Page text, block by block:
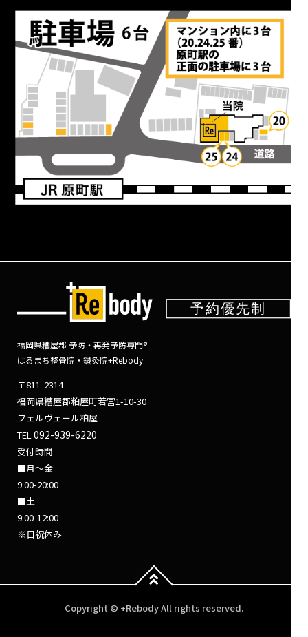
福岡県糟屋郡 予防・再発予防専門®
はるまち整骨院・鍼灸院+Rebody
〒811-2314
福岡県糟屋郡粕屋町若宮1-10-30
フェルヴェール粕屋
TEL092-939-6220
受付時間
■月～金
9:00-20:00
■土
9:00-12:00
※日祝休み
Copyright © +Rebody All rights reserved.